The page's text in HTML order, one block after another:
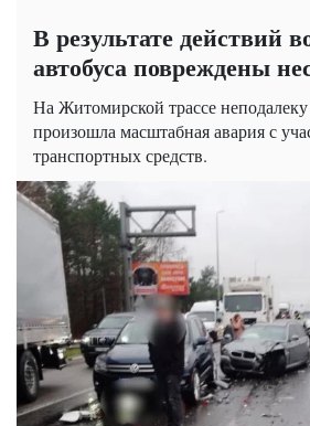
В результате действий
автобуса повреждены
На Житомирской трассе
произошла масштабная авария с
транспортных средств.